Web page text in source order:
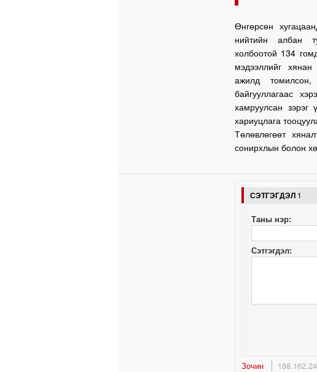
Өнгөрсөн
нийтийн албан
холбоотой 134
мэдээллийг
ажилд
байгууллагаас
хамруулсан зэрэг
хариуцлага
Төлөвлөгөөт
сонирхлын болон
СЭТГЭГДЭЛ 1
Таны нэр:
Сэтгэгдэл:
Зочин